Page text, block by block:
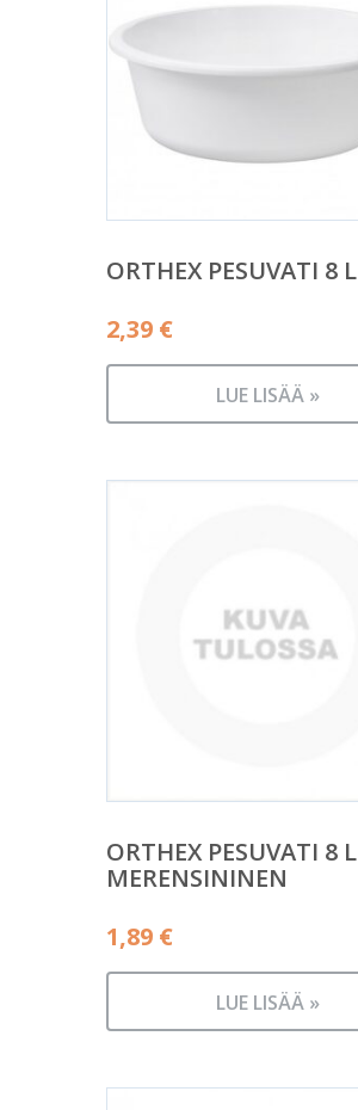
ORTHEX PESUVATI 8 L
2,39 €
LUE LISÄÄ »
ORTHEX PESUVATI 8 L
MERENSININEN
1,89 €
LUE LISÄÄ »